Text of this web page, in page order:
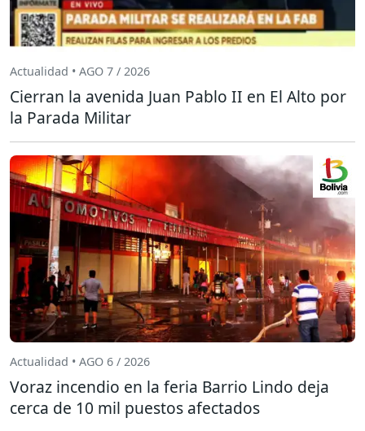
Actualidad • AGO 7 / 2026
Cierran la avenida Juan Pablo II en El Alto por
la Parada Militar
Actualidad • AGO 6 / 2026
Voraz incendio en la feria Barrio Lindo deja
cerca de 10 mil puestos afectados